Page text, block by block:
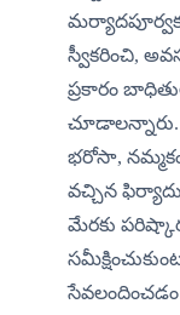
స్వీకరించి,
ప్రకారం
భరోసా, నమ్మకం
వచ్చిన
మేరకు
సేవలందించడం